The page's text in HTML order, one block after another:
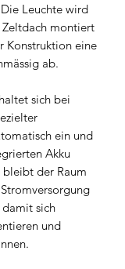
Leuchte wird
montiert
Konstruktion eine
ab.
sich bei
ein und
Akku
der Raum
sich
und